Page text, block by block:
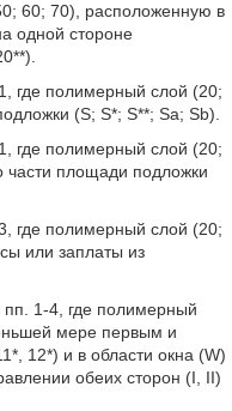
60; 70), расположенную в
одной стороне
где полимерный слой (20;
(S; S*; S**; Sa; Sb).
где полимерный слой (20;
части площади подложки
где полимерный слой (20;
или заплаты из
1-4, где полимерный
мере первым и
12*) и в области окна (W)
обеих сторон (I, II)